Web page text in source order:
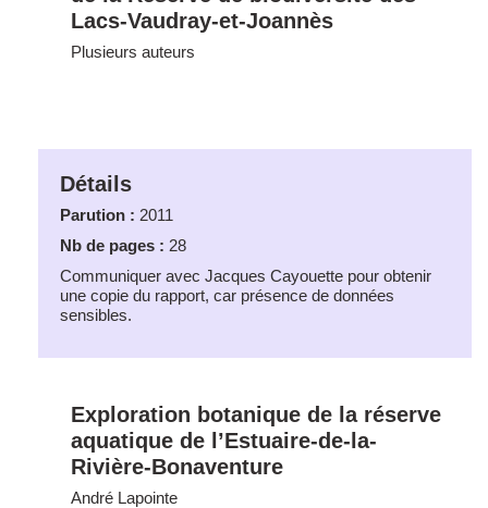
Lacs-Vaudray-et-Joannès
Plusieurs auteurs
Détails
Parution : 2011
Nb de pages : 28
Communiquer avec Jacques Cayouette pour obtenir
une copie du rapport, car présence de données
sensibles.
Exploration botanique de la réserve
aquatique de l’Estuaire-de-la-
Rivière-Bonaventure
André Lapointe